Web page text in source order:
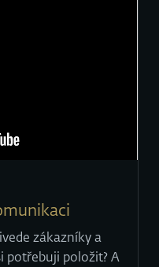
zákazníky a
potřebuji položit? A